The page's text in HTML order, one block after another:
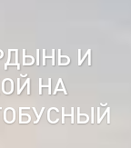
И
НА